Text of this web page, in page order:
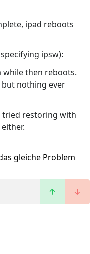
ipad reboots
ipsw):
while then reboots.
but nothing ever
tried restoring with
gleiche Problem